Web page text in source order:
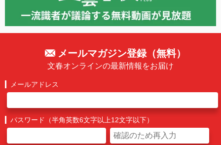
メールマガジン登録（無料）
文春オンラインの最新情報をお届け
メールアドレス
パスワード（半角英数6文字以上12文字以下）